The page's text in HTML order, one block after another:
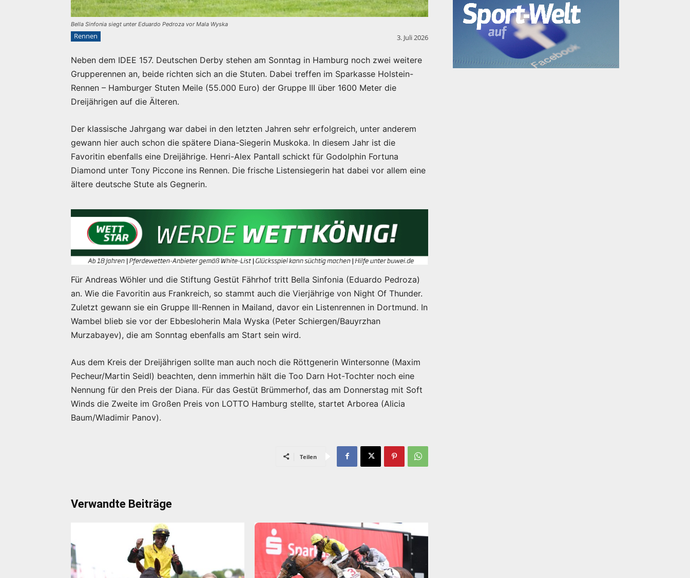
Bella Sinfonia siegt unter Eduardo Pedroza vor Mala Wyska
Rennen 3. Juli 2026
Neben dem IDEE 157. Deutschen Derby stehen am Sonntag in Hamburg noch zwei weitere
Grupperennen an, beide richten sich an die Stuten. Dabei treffen im Sparkasse Holstein-
Rennen – Hamburger Stuten Meile (55.000 Euro) der Gruppe III über 1600 Meter die
Dreijährigen auf die Älteren.
Der klassische Jahrgang war dabei in den letzten Jahren sehr erfolgreich, unter anderem
gewann hier auch schon die spätere Diana-Siegerin Muskoka. In diesem Jahr ist die
Favoritin ebenfalls eine Dreijährige. Henri-Alex Pantall schickt für Godolphin Fortuna
Diamond unter Tony Piccone ins Rennen. Die frische Listensiegerin hat dabei vor allem eine
ältere deutsche Stute als Gegnerin.
Für Andreas Wöhler und die Stiftung Gestüt Fährhof tritt Bella Sinfonia (Eduardo Pedroza)
an. Wie die Favoritin aus Frankreich, so stammt auch die Vierjährige von Night Of Thunder.
Zuletzt gewann sie ein Gruppe III-Rennen in Mailand, davor ein Listenrennen in Dortmund. In
Wambel blieb sie vor der Ebbesloherin Mala Wyska (Peter Schiergen/Bauyrzhan
Murzabayev), die am Sonntag ebenfalls am Start sein wird.
Aus dem Kreis der Dreijährigen sollte man auch noch die Röttgenerin Wintersonne (Maxim
Pecheur/Martin Seidl) beachten, denn immerhin hält die Too Darn Hot-Tochter noch eine
Nennung für den Preis der Diana. Für das Gestüt Brümmerhof, das am Donnerstag mit Soft
Winds die Zweite im Großen Preis von LOTTO Hamburg stellte, startet Arborea (Alicia
Baum/Wladimir Panov).
Teilen
Verwandte Beiträge